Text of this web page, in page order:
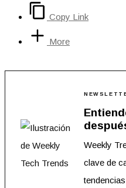
Copy Link
More
Weekly
clave de